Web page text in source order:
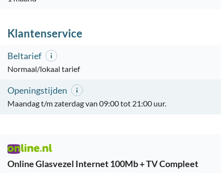
Klantenservice
Beltarief
Normaal/lokaal tarief
Openingstijden
Maandag t/m zaterdag van 09:00 tot 21:00 uur.
Online Glasvezel Internet 100Mb + TV Compleet